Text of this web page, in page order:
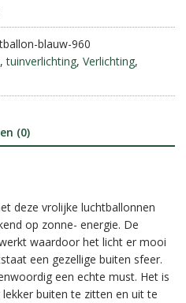
n
a
t
v
blauw-960
,tuinverlichting, Verlichting,
(0)
deze vrolijke luchtballonnen
op zonne- energie. De
waardoor het licht er mooi
een gezellige buiten sfeer.
een echte must. Het is
buiten te zitten en uit te